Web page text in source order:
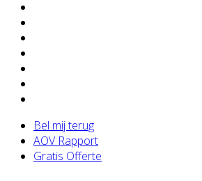
Bel mij terug
AOV Rapport
Gratis Offerte